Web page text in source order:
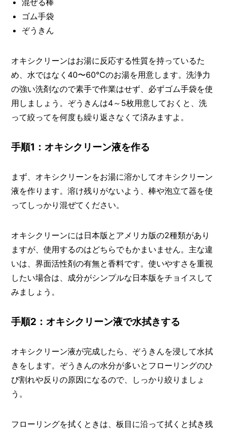
混ぜる棒
ゴム手袋
ぞうきん
オキシクリーンはお湯に反応する性質を持っているた
め、水ではなく40〜60℃のお湯を用意します。洗浄力
の強い洗剤なので素手で作業はせず、必ずゴム手袋を使
用しましょう。ぞうきんは4～5枚用意しておくと、洗
って絞ってを何度も繰り返さなくて済みますよ。
手順1：オキシクリーン液を作る
まず、オキシクリーンをお湯に溶かしてオキシクリーン
液を作ります。溶け残りがないよう、棒や泡立て器を使
ってしっかり混ぜてください。
オキシクリーンには日本版とアメリカ版の2種類があり
ますが、使用するのはどちらでもかまいません。主な違
いは、界面活性剤の有無と香料です。使いやすさを重視
したい場合は、成分がシンプルな日本版をチョイスして
みましょう。
手順2：オキシクリーン液で水拭きする
オキシクリーン液が完成したら、ぞうきんを浸して水拭
きをします。ぞうきんの水分が多いとフローリングのひ
び割れや反りの原因になるので、しっかり絞りましょ
う。
フローリングを拭くときは、板目に沿って拭くと拭き残